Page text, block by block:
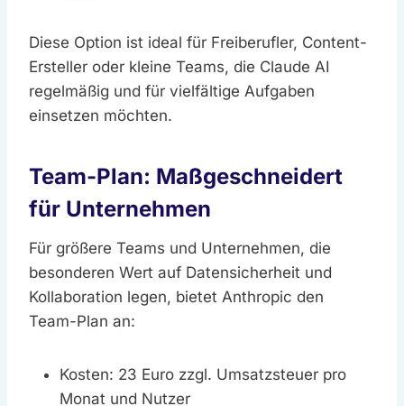
Diese Option ist ideal für Freiberufler, Content-
Ersteller oder kleine Teams, die Claude AI
regelmäßig und für vielfältige Aufgaben
einsetzen möchten.
Team-Plan: Maßgeschneidert
für Unternehmen
Für größere Teams und Unternehmen, die
besonderen Wert auf Datensicherheit und
Kollaboration legen, bietet Anthropic den
Team-Plan an:
Kosten: 23 Euro zzgl. Umsatzsteuer pro
Monat und Nutzer